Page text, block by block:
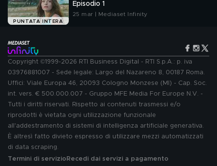
PUNTATA INTERA
Episodio 1
25 mar | Mediaset Infinity
Copyright ©1999-2026 RTI Business Digital - RTI S.p.A.: p. iva
03976881007 - Sede legale: Largo del Nazareno 8, 00187 Roma.
Uffici: Viale Europa 46, 20093 Cologno Monzese (MI) - Cap. Soc.
int. vers. € 500.000.007 - Gruppo MFE Media For Europe N.V. -
Tutti i diritti riservati. Rispetto ai contenuti trasmessi e/o
riprodotti è vietata ogni utilizzazione funzionale
all'addestramento di sistemi di intelligenza artificiale generativa.
È altresì fatto divieto espresso di utilizzare mezzi automatizzati
di data scraping.
Termini di servizio Recedi dai servizi a pagamento